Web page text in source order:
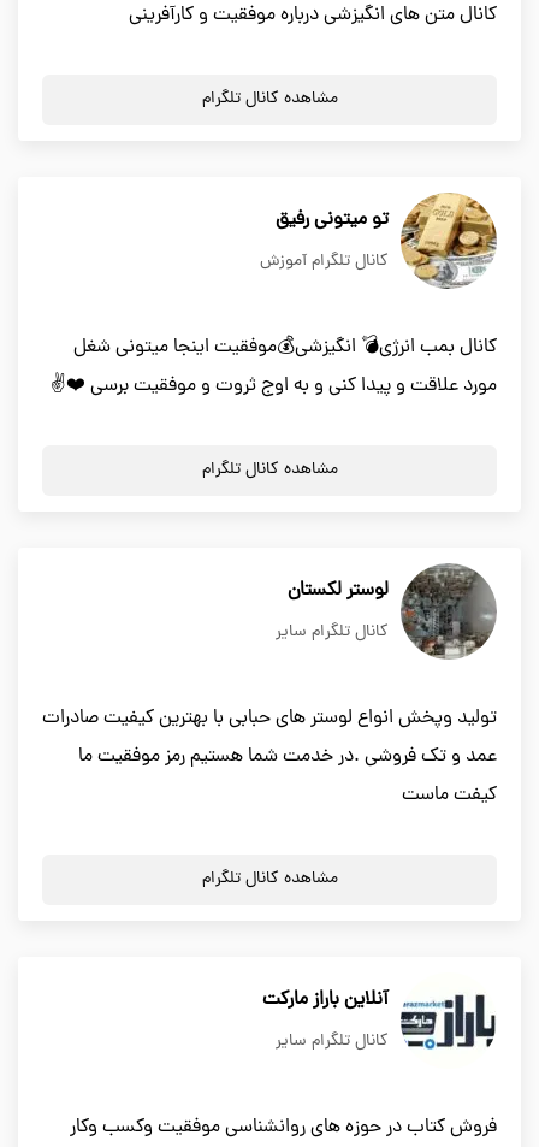
کانال متن های انگیزشی درباره موفقیت و کارآفرینی
مشاهده کانال تلگرام
تو میتونی رفیق
کانال تلگرام آموزش
کانال بمب انرژی💣 انگیزشی💰موفقیت اینجا میتونی شغل
مورد علاقت و پیدا کنی و به اوج ثروت و موفقیت برسی ❤️✌️
مشاهده کانال تلگرام
لوستر لکستان
کانال تلگرام سایر
تولید وپخش انواع لوستر های حبابی با بهترین کیفیت صادرات
عمد و تک فروشی .در خدمت شما هستیم رمز موفقیت ما
کیفت ماست
مشاهده کانال تلگرام
آنلاین باراز مارکت
کانال تلگرام سایر
فروش کتاب در حوزه های روانشناسی موفقیت وکسب وکار